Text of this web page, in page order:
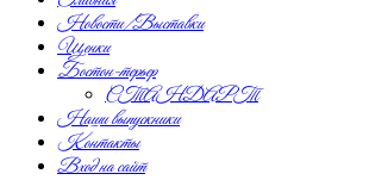
Новости/Выставки
Щенки
Бостон-терьер
СТАНДАРТ
Наши выпускники
Контакты
Вход на сайт